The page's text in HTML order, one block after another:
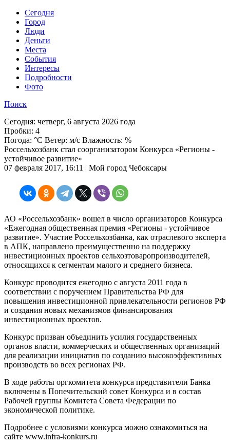
Cегодня
Город
Люди
Деньги
Места
События
Интересы
Подробности
Фото
Поиск
Сегодня: четверг, 6 августа 2026 года
Пробки: 4
Погода: °C Ветер: м/с Влажность: %
Россельхозбанк стал соорганизатором Конкурса «Регионы -
устойчивое развитие»
07 февраля 2017, 16:11 | Мой город Чебоксары
АО «Россельхозбанк» вошел в число организаторов Конкурса
«Ежегодная общественная премия «Регионы - устойчивое
развитие». Участие Россельхозбанка, как отраслевого эксперта
в АПК, направлено преимущественно на поддержку
инвестиционных проектов сельхозтоваропроизводителей,
относящихся к сегментам малого и среднего бизнеса.
Конкурс проводится ежегодно с августа 2011 года в
соответствии с поручением Правительства РФ для
повышения инвестиционной привлекательности регионов РФ
и создания новых механизмов финансирования
инвестиционных проектов.
Конкурс призван объединить усилия государственных
органов власти, коммерческих и общественных организаций
для реализации инициатив по созданию высокоэффективных
производств во всех регионах РФ.
В ходе работы оргкомитета конкурса представители Банка
включены в Попечительский совет Конкурса и в состав
Рабочей группы Комитета Совета Федерации по
экономической политике.
Подробнее с условиями конкурса можно ознакомиться на
сайте www.infra-konkurs.ru